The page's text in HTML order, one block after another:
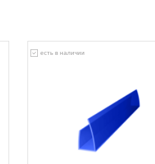
есть в наличии